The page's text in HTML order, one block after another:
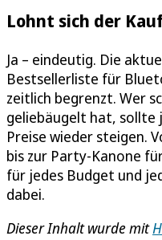
Lohnt sich der
Ja – eindeutig. Die
Bestsellerliste für
zeitlich begrenzt. Wer
geliebäugelt hat, sollte
Preise wieder steigen.
bis zur Party-Kanone
für jedes Budget und
dabei.
Dieser Inhalt wurde mit